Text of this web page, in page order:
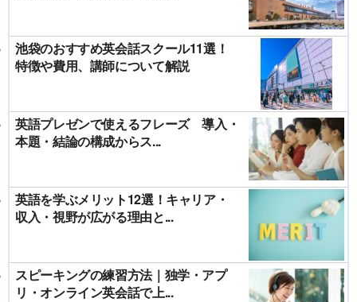
池袋のおすすめ英会話スクール11選！
特徴や費用、講師について解説
英語プレゼンで使えるフレーズ 導入・
本題・結論の構成からス...
英語を学ぶメリット12選！キャリア・
収入・視野が広がる理由と...
スピーキングの練習方法｜独学・アプ
リ・オンライン英会話で上...